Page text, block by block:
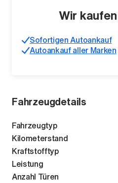
Fahrzeugdetails
Fahrzeugtyp
Kilometerstand
Kraftstofftyp
Leistung
Anzahl Türen
Wir
Sofortigen Autoankauf
Autoankauf aller Marken